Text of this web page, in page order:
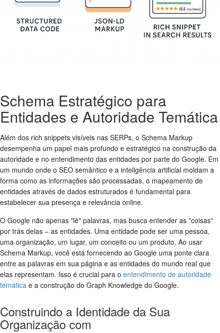
Schema Estratégico para
Entidades e Autoridade Temática
Além dos rich snippets visíveis nas SERPs, o Schema Markup
desempenha um papel mais profundo e estratégico na construção da
autoridade e no entendimento das entidades por parte do Google. Em
um mundo onde o SEO semântico e a inteligência artificial moldam a
forma como as informações são processadas, o mapeamento de
entidades através de dados estruturados é fundamental para
estabelecer sua presença e relevância online.
O Google não apenas "lê" palavras, mas busca entender as "coisas"
por trás delas – as entidades. Uma entidade pode ser uma pessoa,
uma organização, um lugar, um conceito ou um produto. Ao usar
Schema Markup, você está fornecendo ao Google uma ponte clara
entre as palavras em sua página e as entidades do mundo real que
elas representam. Isso é crucial para o entendimento de autoridade
temática e a construção do Graph Knowledge do Google.
Construindo a Identidade da Sua
Organização com